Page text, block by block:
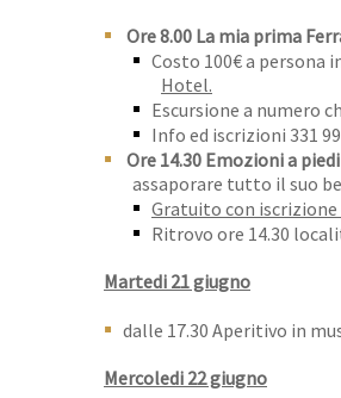
Ore 8.00 La mia prima
Costo 100€ a persona
Hotel.
Escursione a numero
Info ed iscrizioni 331
Ore 14.30 Emozioni a
assaporare tutto il suo
Gratuito con
Ritrovo ore 14.30
Martedi 21 giugno
dalle 17.30 Aperitivo in
Mercoledi 22 giugno